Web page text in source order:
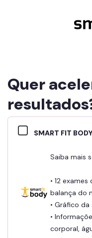
Quer
SMART FIT
Saiba
• 12
balança do
• Gráfico
•
corporal,